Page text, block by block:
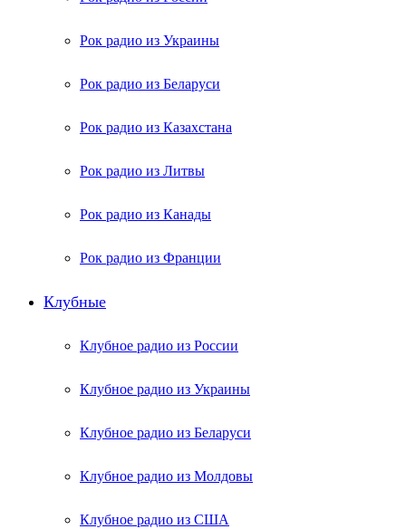
Рок радио из Украины
Рок радио из Беларуси
Рок радио из Казахстана
Рок радио из Литвы
Рок радио из Канады
Рок радио из Франции
Клубные
Клубное радио из России
Клубное радио из Украины
Клубное радио из Беларуси
Клубное радио из Молдовы
Клубное радио из США